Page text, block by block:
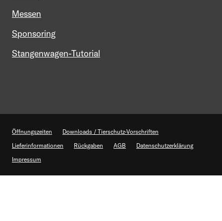
Messen
Sponsoring
Stangenwagen-Tutorial
Öffnungszeiten
Downloads / Tierschutz-Vorschriften
Lieferinformationen
Rückgaben AGB
Datenschutzerklärung
Impressum